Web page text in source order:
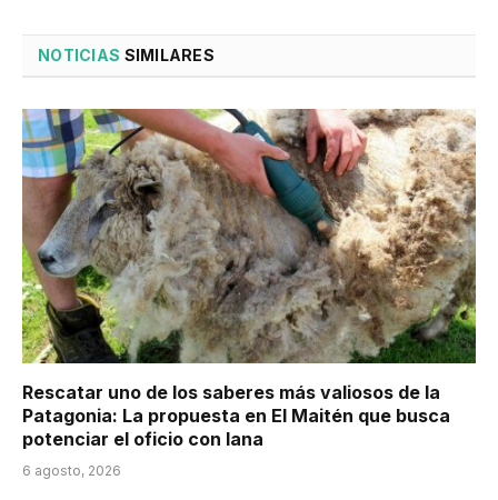
NOTICIAS SIMILARES
Rescatar uno de los saberes más valiosos de la
Patagonia: La propuesta en El Maitén que busca
potenciar el oficio con lana
6 agosto, 2026